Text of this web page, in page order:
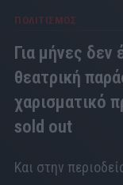
ΠΟΛΙΤΙΣΜΟΣ
Για μήνες δεν
θεατρική
χαρισματικό
sold out
Και στην